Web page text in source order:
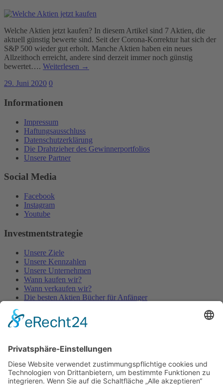
Welche Aktien jetzt kaufen? In diesem Artikel sind 7 Aktien, die
aktuell günstig bewerte sind. Seit der Corona-Korrektur hat sich der
S&P 500 wieder gut erholt. Manche Aktien haben ein neues
Allzeithoch erreicht, andere sind derzeit immer noch günstig
bewertet…. Weiterlesen →
29. Juni 2020 0
Informationen
Impressum
Haftungsausschluss
Datenschutzerklärung
Die Drahtzieher des Gewinnerportfolios
Unsere Partner
Social Media
Facebook
Instagram
Youtube
Investmentstrategie
Unsere Ziele
Unsere Kennzahlen
Unsere Unternehmen
Wann kaufen wir?
Wann verkaufen wir?
Die besten Aktien Bücher für Anfänger
© 2026gewinnerportfolio— Diese Website läuft mit